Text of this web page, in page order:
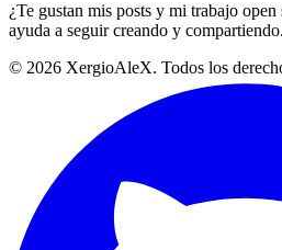
¿Te gustan mis posts y mi trabajo
ayuda a seguir creando y compartiendo.
© 2026 XergioAleX. Todos los